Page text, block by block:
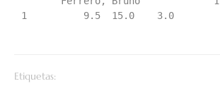
1          9.5  15.0    3.0
Etiquetas: